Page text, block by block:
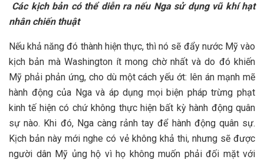
Các kịch bản có thể diễn ra nếu Nga sử dụng vũ khí hạt
nhân chiến thuật
Nếu khả năng đó thành hiện thực, thì nó sẽ đẩy nước Mỹ vào
kịch bản mà Washington ít mong chờ nhất và do đó khiến
Mỹ phải phản ứng, cho dù một cách yếu ớt: lên án mạnh mẽ
hành động của Nga và áp dụng mọi biện pháp trừng phạt
kinh tế hiện có chứ không thực hiện bất kỳ hành động quân
sự nào. Khi đó, Nga càng rảnh tay để hành động quân sự.
Kịch bản này mới nghe có vẻ không khả thi, nhưng sẽ được
người dân Mỹ ủng hộ vì họ không muốn phải đối mặt với